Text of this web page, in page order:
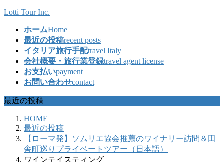
コ
ッ
プ
ナ
移
動
Lotti Tour Inc.
ホームHome
最近の投稿recent posts
イタリア旅行手配travel Italy
会社概要・旅行業登録travel agent license
お支払いpayment
お問い合わせcontact
最近の投稿
HOME
最近の投稿
【ローマ発】ソムリエ協会推薦のワイナリー訪問＆田
舎町巡りプライベートツアー（日本語）
ワインテイスティング